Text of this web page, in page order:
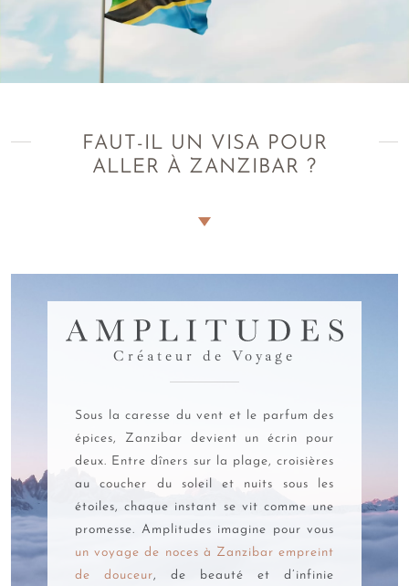
FAUT-IL UN VISA POUR
ALLER À ZANZIBAR ?
Passeport, carte d'identité ou visa ? De quels
Pour voyager à Zanzibar, trois documents sont
indispensables pour les ressortissants français.
passeport valide
au minimum 6 mois après votre date de
retour, comportant trois pages vierges consécutives. Une
simple carte d'identité ne suffit pas pour accéder à l'archipel
européens souhaitant découvrir Zanzibar.
voyage spécifiquede 44 dollars par personne est
désormais exigée depuis le 1er octobre 2024, même si vous
disposez déjà d'une couverture personnelle.
Comment faire pour obtenir son visa pour
l'archipel ?
AMPLITUDES
Créateur de Voyage
Sous la caresse du vent et le parfum des
épices, Zanzibar devient un écrin pour
deux. Entre dîners sur la plage, croisières
au coucher du soleil et nuits sous les
étoiles, chaque instant se vit comme une
promesse. Amplitudes imagine pour vous
un voyage de noces à Zanzibar empreint
de douceur, de beauté et d’infinie